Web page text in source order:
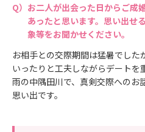
お二人が出会った日からご成
あったと思います。思い出せ
象等をお聞かせください。
お相手との交際期間は猛暑でし
いったりと工夫しながらデートを
雨の中隅田川で、真剣交際へのお
思い出です。